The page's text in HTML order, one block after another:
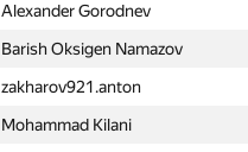
Alexander Gorodnev
Barish Oksigen Namazov
zakharov921.anton
Mohammad Kilani
Nyatl
Саня Головин
Георгий Давидович
Sergey Bondarenko